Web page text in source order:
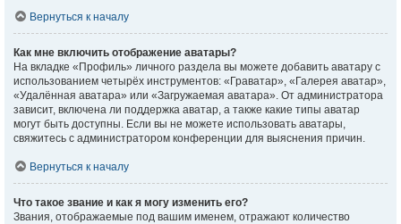
Вернуться к началу
Как мне включить отображение аватары?
На вкладке «Профиль» личного раздела вы можете добавить аватару с
использованием четырёх инструментов: «Граватар», «Галерея аватар»,
«Удалённая аватара» или «Загружаемая аватара». От администратора
зависит, включена ли поддержка аватар, а также какие типы аватар
могут быть доступны. Если вы не можете использовать аватары,
свяжитесь с администратором конференции для выяснения причин.
Вернуться к началу
Что такое звание и как я могу изменить его?
Звания, отображаемые под вашим именем, отражают количество